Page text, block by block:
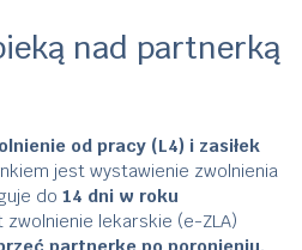
nad partnerką
od pracy (L4) i zasiłek
jest wystawienie zwolnienia
do 14 dni w roku
lekarskie (e-ZLA)